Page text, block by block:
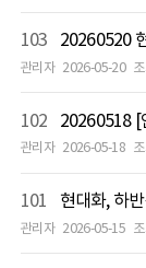
103 20260520 현용수
관리자 2026-05-20
102 20260518 [
관리자 2026-05-18
101 현대화, 하반
관리자 2026-05-15